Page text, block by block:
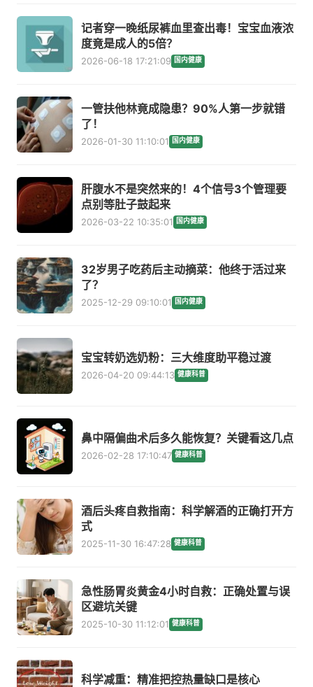
记者穿一晚纸尿裤血里查出毒！宝宝血液浓
度竟是成人的5倍？
2026-06-18 17:21:09 国内健康
一管扶他林竟成隐患？90%人第一步就错
了！
2026-01-30 11:10:01 国内健康
肝腹水不是突然来的！4个信号3个管理要
点别等肚子鼓起来
2026-03-22 10:35:01 国内健康
32岁男子吃药后主动摘菜：他终于活过来
了？
2025-12-29 09:10:01 国内健康
宝宝转奶选奶粉：三大维度助平稳过渡
2026-04-20 09:44:13 健康科普
鼻中隔偏曲术后多久能恢复？关键看这几点
2026-02-28 17:10:47 健康科普
酒后头疼自救指南：科学解酒的正确打开方
式
2025-11-30 16:47:28 健康科普
急性肠胃炎黄金4小时自救：正确处置与误
区避坑关键
2025-10-30 11:12:01 健康科普
科学减重：精准把控热量缺口是核心